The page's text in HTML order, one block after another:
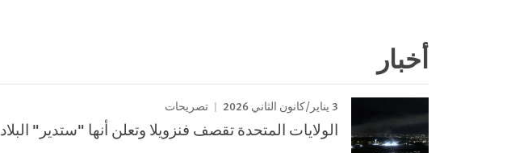
أخبار
3 يناير/كانون الثاني 2026 تصريحات
الولايات المتحدة تقصف فنزويلا وتعلن أنها "ستدير" البلاد